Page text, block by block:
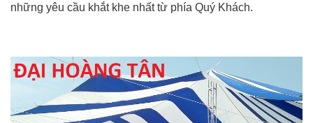
những yêu cầu khắt khe nhất từ phía Quý Khách.